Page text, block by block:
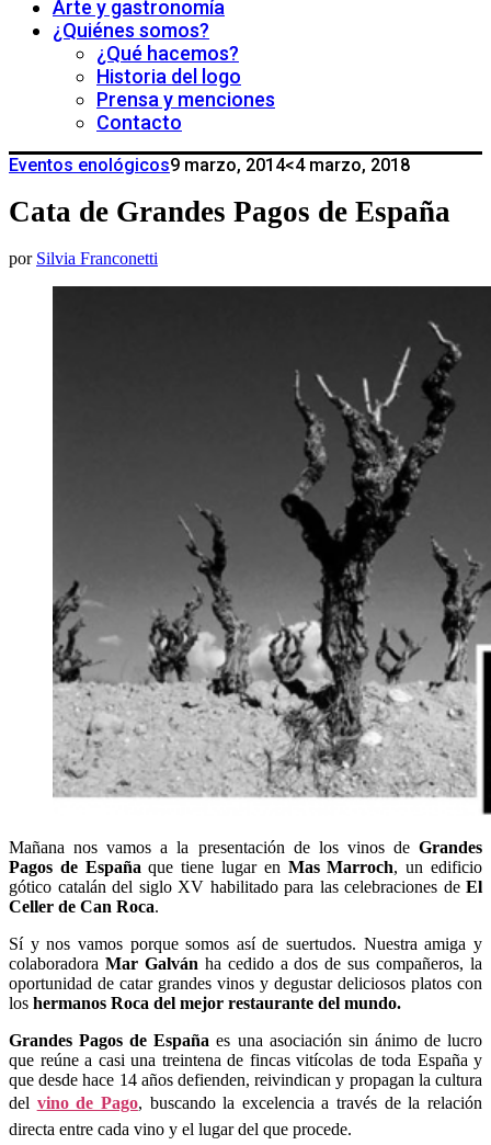
Arte y gastronomía
¿Quiénes somos?
¿Qué hacemos?
Historia del logo
Prensa y menciones
Contacto
Eventos enológicos9 marzo, 2014<4 marzo, 2018
Cata de Grandes Pagos de España
por Silvia Franconetti
Mañana nos vamos a la presentación de los vinos de Grandes
Pagos de Españaque tiene lugar en Mas Marroch, un edificio
gótico catalán del siglo XV habilitado para las celebraciones deEl
Celler de Can Roca.
Sí y nos vamos porque somos así de suertudos. Nuestra amiga y
colaboradora Mar Galvánha cedido a dos de sus compañeros, la
oportunidad de catar grandes vinos y degustar deliciosos platos con
los hermanos Roca del mejor restaurante del mundo.
Grandes Pagos de España es una asociación sin ánimo de lucro
que reúne a casi una treintena de fincas vitícolas de toda España y
que desde hace 14 años defienden, reivindican y propagan la cultura
del vino de Pago, buscando la excelencia a través de la relación
directa entre cada vino y el lugar del que procede.